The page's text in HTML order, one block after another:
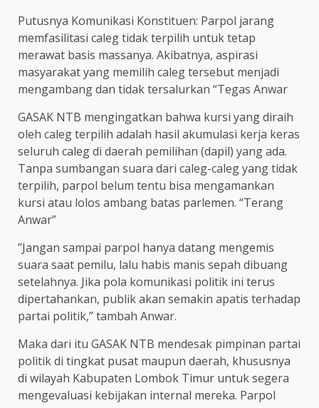
​Putusnya Komunikasi Konstituen: Parpol jarang
memfasilitasi caleg tidak terpilih untuk tetap
merawat basis massanya. Akibatnya, aspirasi
masyarakat yang memilih caleg tersebut menjadi
mengambang dan tidak tersalurkan “Tegas Anwar
​GASAK NTB mengingatkan bahwa kursi yang diraih
oleh caleg terpilih adalah hasil akumulasi kerja keras
seluruh caleg di daerah pemilihan (dapil) yang ada.
Tanpa sumbangan suara dari caleg-caleg yang tidak
terpilih, parpol belum tentu bisa mengamankan
kursi atau lolos ambang batas parlemen. “Terang
Anwar”
​”Jangan sampai parpol hanya datang mengemis
suara saat pemilu, lalu habis manis sepah dibuang
setelahnya. Jika pola komunikasi politik ini terus
dipertahankan, publik akan semakin apatis terhadap
partai politik,” tambah Anwar.
​Maka dari itu GASAK NTB mendesak pimpinan partai
politik di tingkat pusat maupun daerah, khususnya
di wilayah Kabupaten Lombok Timur untuk segera
mengevaluasi kebijakan internal mereka. Parpol